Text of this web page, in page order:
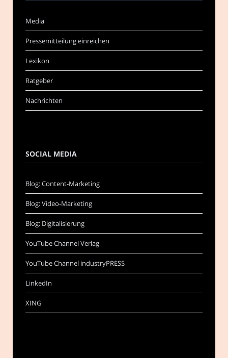
Media
Pressemitteilung einreichen
Lexikon
Ratgeber
Nachrichten
SOCIAL MEDIA
Blog: Content-Marketing
Blog: Video-Marketing
Blog: Digitalisierung
YouTube Channel Verlag
YouTube Channel industryPRESS
LinkedIn
XING